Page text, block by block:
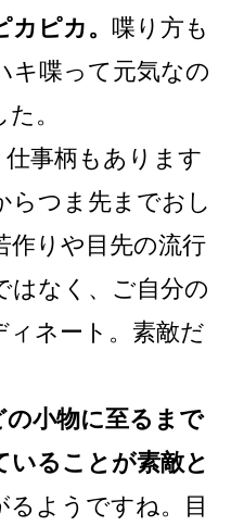
ピカ。 喋り方も
キ喋って元気なの
。
事柄もあります
らつま先までおし
作りや目先の流行
はなく、ご自分の
ネート。素敵だ
の小物に至るまで
いることが素敵と
るようですね。目